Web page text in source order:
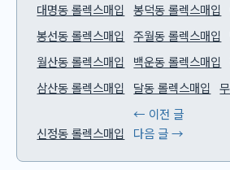
대명동 롤렉스매입 봉덕동 롤렉스매입
봉선동 롤렉스매입 주월동 롤렉스매입
월산동 롤렉스매입
백운동 롤렉스매입
삼산동 롤렉스매입
달동 롤렉스매입
신정동 롤렉스매입
← 이전 글
다음 글→